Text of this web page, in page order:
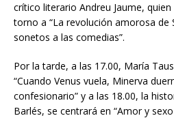
crítico literario Andreu Jaume,
torno a “La revolución amorosa de
sonetos a las comedias”.
Por la tarde, a las 17.00, María
“Cuando Venus vuela, Minerva
confesionario” y a las 18.00, la
Barlés, se centrará en “Amor y